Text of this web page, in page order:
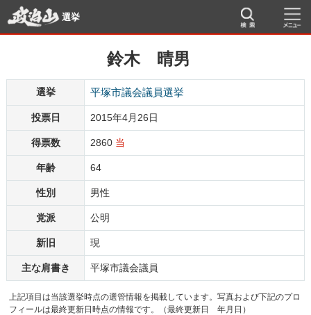
選挙
鈴木 晴男
選挙 平塚市議会議員選挙
投票日 2015年4月26日
得票数 2860 当
年齢 64
性別 男性
党派 公明
新旧 現
主な肩書き 平塚市議会議員
上記項目は当該選挙時点の選管情報を掲載しています。写真および下記のプロ
フィールは最終更新日時点の情報です。（最終更新日 年月日）